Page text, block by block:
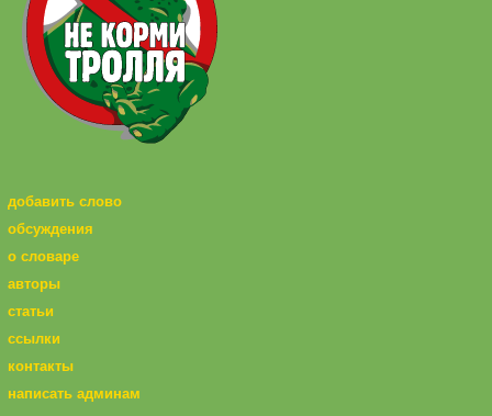
добавить слово
обсуждения
о словаре
авторы
статьи
ссылки
контакты
написать админам